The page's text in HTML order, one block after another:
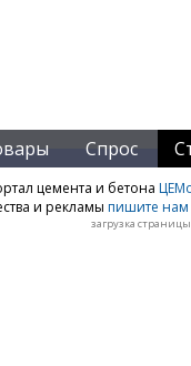
Спрос
цемента и бетона
и рекламы пишите нам
загрузка